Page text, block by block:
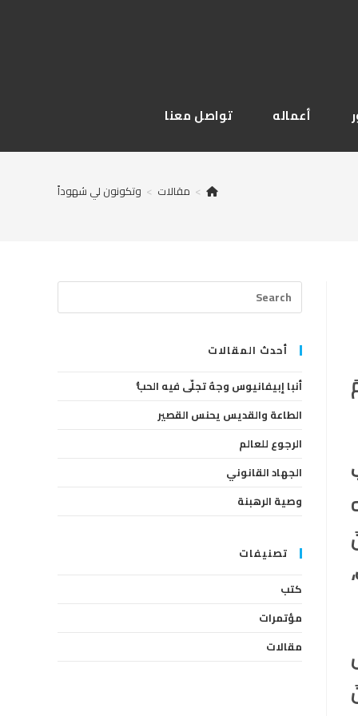
أعماله تواصل معنا
> مقالات > وتكونون لي شهوداً
Escape
أحدث المقالات
أنبا إبيفانيوس وجهٌ تجلّى فيه الحبُّ
الطاعة والقديس يحنس القصير
الرجوع للعالم
الجهاد القانوني
وصية الرهبنة
تصنيفات
كتب
مؤتمرات
مقالات